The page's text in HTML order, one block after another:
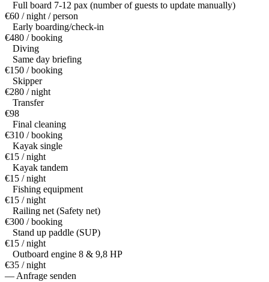
Full board 7-12 pax (number of guests to update manually)
€60 / night / person
Early boarding/check-in
€480 / booking
Diving
Same day briefing
€150 / booking
Skipper
€280 / night
Transfer
€98
Final cleaning
€310 / booking
Kayak single
€15 / night
Kayak tandem
€15 / night
Fishing equipment
€15 / night
Railing net (Safety net)
€300 / booking
Stand up paddle (SUP)
€15 / night
Outboard engine 8 & 9,8 HP
€35 / night
— Anfrage senden